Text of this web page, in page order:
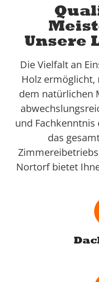
Unsere
Die Vielfalt an
Holz
dem natürlichen
und
das
Nortorf bietet